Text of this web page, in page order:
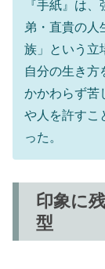
『手紙』は
弟・直貴の人
族」という立
自分の生き方
かかわらず苦
や人を許すこ
った。
印象に
型